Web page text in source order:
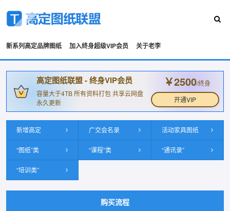
新系列高定品牌图纸 加入终身超级VIP会员 关于老李
高定图纸联盟 - 终身VIP会员
容量大于4TB 所有资料打包 共享云网盘
永久更新
￥2500/终身
开通VIP
新增高定 广交会名录 活动家具图纸
“图纸”类 “课程”类 “通讯录”
“培训类”
购买流程